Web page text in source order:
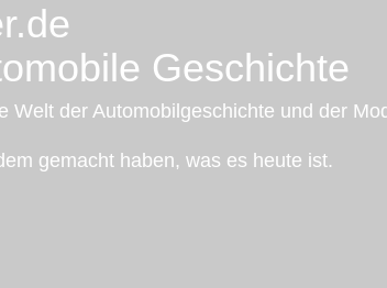
Geschichte
Welt der Automobilgeschichte und der
gemacht haben, was es heute ist.